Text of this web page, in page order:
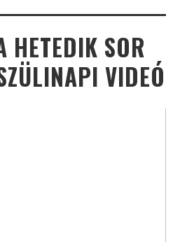
HETEDIK SOR
VIDEÓ